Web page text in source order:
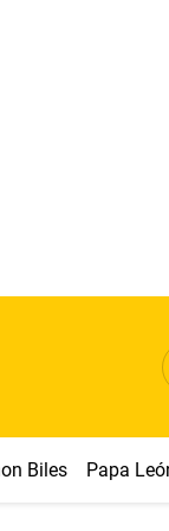
Biles Papa